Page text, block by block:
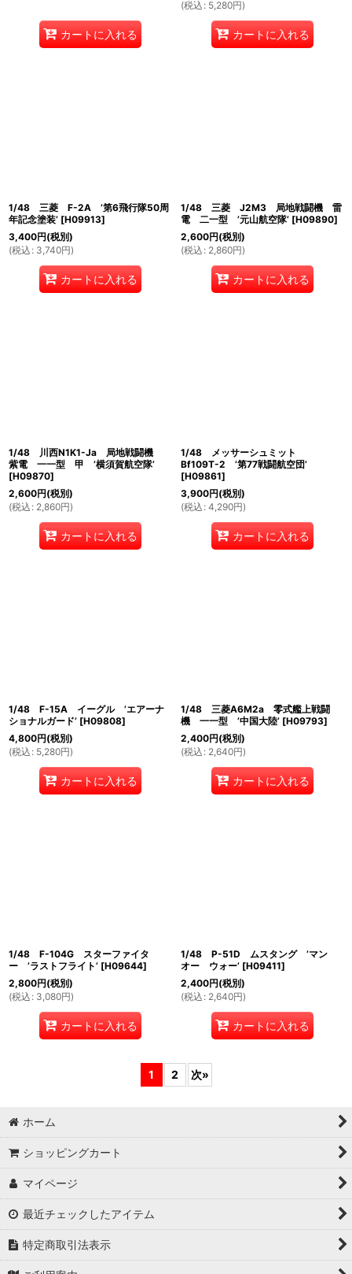
カートに入れる
(税込 : 5,280円)
カートに入れる
1/48 三菱 F-2A ’第6飛行隊50周
年記念塗装’ [H09913]
3,400円(税別)
(税込 : 3,740円)
カートに入れる
1/48 三菱 J2M3 局地戦闘機 雷
電 二一型 ’元山航空隊’ [H09890]
2,600円(税別)
(税込 : 2,860円)
カートに入れる
1/48 川西N1K1-Ja 局地戦闘機
紫電 一一型 甲 ’横須賀航空隊’
[H09870]
2,600円(税別)
(税込 : 2,860円)
カートに入れる
1/48 メッサーシュミット
Bf109T-2 ’第77戦闘航空団’
[H09861]
3,900円(税別)
(税込 : 4,290円)
カートに入れる
1/48 F-15A イーグル ’エアーナ
ショナルガード’ [H09808]
4,800円(税別)
(税込 : 5,280円)
カートに入れる
1/48 三菱A6M2a 零式艦上戦闘
機 一一型 ’中国大陸’ [H09793]
2,400円(税別)
(税込 : 2,640円)
カートに入れる
1/48 F-104G スターファイタ
ー ’ラストフライト’ [H09644]
2,800円(税別)
(税込 : 3,080円)
カートに入れる
1/48 P-51D ムスタング ’マン
オー ウォー’ [H09411]
2,400円(税別)
(税込 : 2,640円)
カートに入れる
1 2 次»
ホーム
ショッピングカート
マイページ
最近チェックしたアイテム
特定商取引法表示